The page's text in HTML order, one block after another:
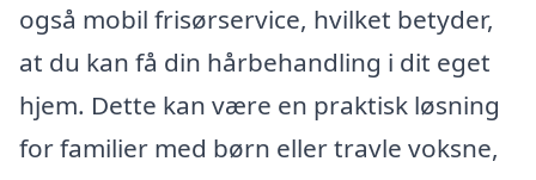
også mobil frisørservice, hvilket betyder,
at du kan få din hårbehandling i dit eget
hjem. Dette kan være en praktisk løsning
for familier med børn eller travle voksne,